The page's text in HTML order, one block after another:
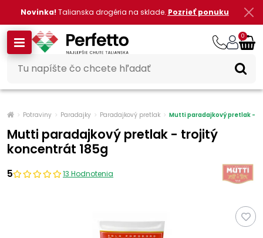
Novinka! Talianska drogéria na sklade. Pozrieť ponuku
0
Potraviny Paradajky Paradajkový pretlak Mutti paradajkový pretlak -
Mutti paradajkový pretlak - trojitý
koncentrát 185g
5 13 Hodnotenia